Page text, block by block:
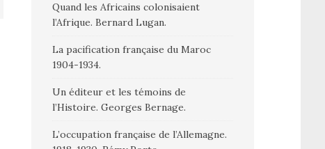
Quand les Africains colonisaient
l’Afrique. Bernard Lugan.
La pacification française du Maroc
1904-1934.
Un éditeur et les témoins de
l’Histoire. Georges Bernage.
L’occupation française de l’Allemagne.